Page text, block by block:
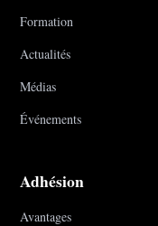
Formation
Actualités
Médias
Événements
Adhésion
Avantages